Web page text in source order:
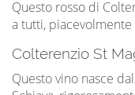
Questo rosso di
a tutti,
Colterenzio St
Questo vino nasce